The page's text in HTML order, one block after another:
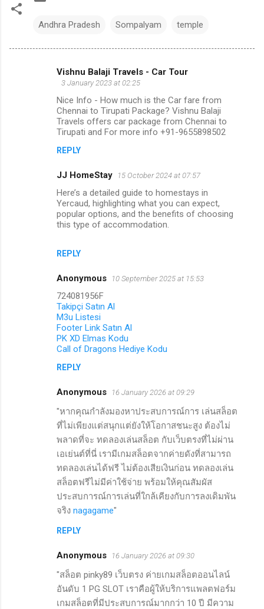
Andhra Pradesh Sompalyam temple
Vishnu Balaji Travels - Car Tour
3 January 2023 at 02:25
Nice Info - How much is the Car fare from
Chennai to Tirupati Package? Vishnu Balaji
Travels offers car package from Chennai to
Tirupati and For more info +91-9655898502
REPLY
JJ HomeStay 15 October 2024 at 07:57
Here’s a detailed guide to homestays in
Yercaud, highlighting what you can expect,
popular options, and the benefits of choosing
this type of accommodation.
REPLY
Anonymous 10 September 2025 at 15:53
724081956F
Takipçi Satın Al
M3u Listesi
Footer Link Satın Al
PK XD Elmas Kodu
Call of Dragons Hediye Kodu
REPLY
Anonymous 16 January 2026 at 09:29
"หากคุณกำลังมองหาประสบการณ์การ เล่นสล็อต
ที่ไม่เพียงแต่สนุกแต่ยังให้โอกาสชนะสูง ต้องไม่
พลาดที่จะ ทดลองเล่นสล็อต กับเว็บตรงที่ไม่ผ่าน
เอเย่นต์ที่นี่ เรามีเกมสล็อตจากค่ายดังที่สามารถ
ทดลองเล่นได้ฟรี ไม่ต้องเสียเงินก่อน ทดลองเล่น
สล็อตฟรีไม่มีค่าใช้จ่าย พร้อมให้คุณสัมผัส
ประสบการณ์การเล่นที่ใกล้เคียงกับการลงเดิมพัน
จริง nagagame"
REPLY
Anonymous 16 January 2026 at 09:30
"สล็อต pinky89 เว็บตรง ค่ายเกมสล็อตออนไลน์
อันดับ 1 PG SLOT เราคือผู้ให้บริการแพลตฟอร์ม
เกมสล็อตที่มีประสบการณ์มากกว่า 10 ปี มีความ